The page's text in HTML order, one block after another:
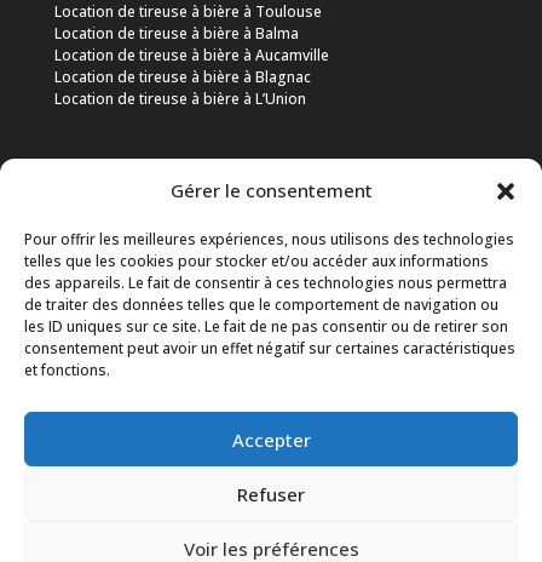
Gérer le consentement
Pour offrir les meilleures expériences, nous utilisons des technologies
telles que les cookies pour stocker et/ou accéder aux informations
des appareils. Le fait de consentir à ces technologies nous permettra
de traiter des données telles que le comportement de navigation ou
les ID uniques sur ce site. Le fait de ne pas consentir ou de retirer son
consentement peut avoir un effet négatif sur certaines caractéristiques
et fonctions.
Accepter
Refuser
Voir les préférences
Location de tireuse à bière à Toulouse
Location de tireuse à bière à Balma
Location de tireuse à bière à Aucamville
Location de tireuse à bière à Blagnac
Location de tireuse à bière à L’Union
Particuliers Professionnels
Associations
Mentions légales
Politique de cookies (UE)
© 2025 SARLU DRINKO CASH. Tous droits réservés.